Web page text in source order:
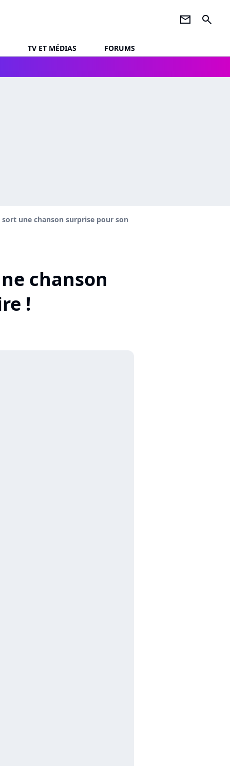
newsletter search
TV ET MÉDIAS
FORUMS
une chanson surprise pour son
chanson
!